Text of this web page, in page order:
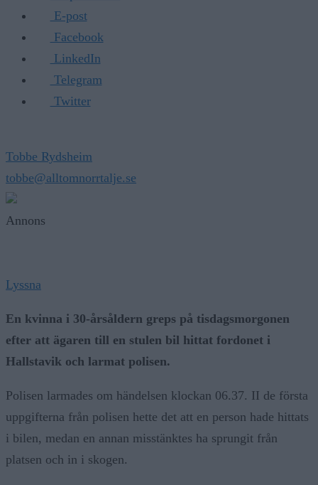
E-post
Facebook
LinkedIn
Telegram
Twitter
Tobbe Rydsheim
tobbe@alltomnorrtalje.se
Annons
Lyssna
En kvinna i 30-årsåldern greps på tisdagsmorgonen
efter att ägaren till en stulen bil hittat fordonet i
Hallstavik och larmat polisen.
Polisen larmades om händelsen klockan 06.37. II de första
uppgifterna från polisen hette det att en person hade hittats
i bilen, medan en annan misstänktes ha sprungit från
platsen och in i skogen.